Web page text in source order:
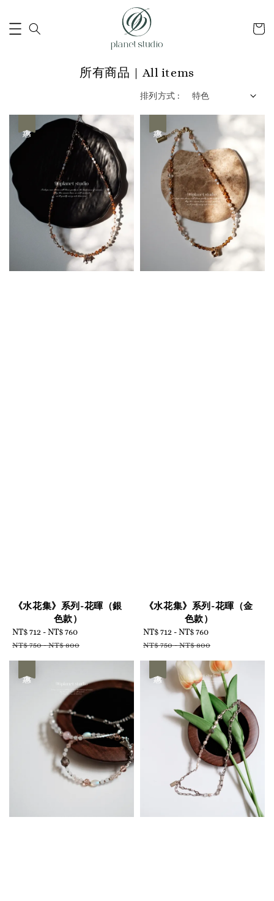
所有商品 | All items
排列方式 :
《水花集》系列-花暉（銀
色款）
Sale
price
NT$ 712 -NT$ 760
NT$ 750-NT$ 800
《水花集》系列-花暉（金
色款）
Sale
price
NT$ 712 -NT$ 760
NT$ 750-NT$ 800